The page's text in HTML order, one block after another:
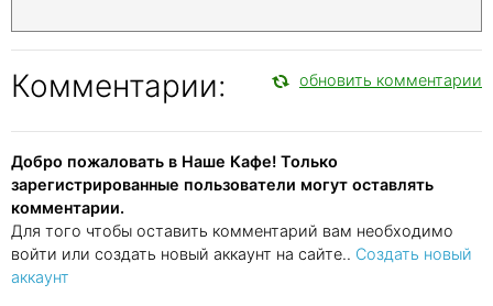
Комментарии: обновить комментарии
Добро пожаловать в Наше Кафе! Только
зарегистрированные пользователи могут оставлять
комментарии.
Для того чтобы оставить комментарий вам необходимо
войти или создать новый аккаунт на сайте.. Создать новый
аккаунт